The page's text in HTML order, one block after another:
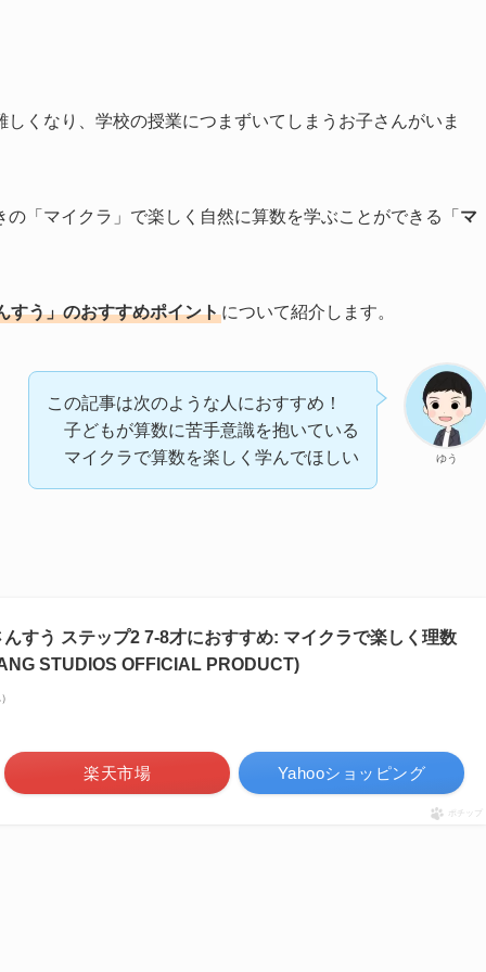
くなり、学校の授業につまずいてしまうお子さんがいま
「マイクラ」で楽しく自然に算数を学ぶことができる「 マ
う」のおすすめポイントについて紹介します。
ゆう
この記事は次のような人におすすめ！
子どもが算数に苦手意識を抱いている
マイクラで算数を楽しく学んでほしい
すう ステップ2 7-8才におすすめ: マイクラで楽しく理数
STUDIOS OFFICIAL PRODUCT)
楽天市場 Yahooショッピング
ポチップ